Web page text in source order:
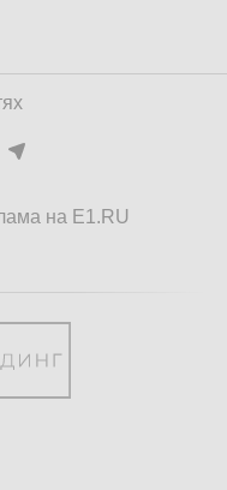
на E1.RU